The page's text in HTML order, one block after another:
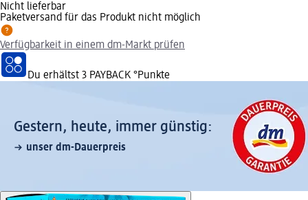
Nicht lieferbar
Paketversand für das Produkt nicht möglich
Verfügbarkeit in einem dm-Markt prüfen
Du erhältst 3 PAYBACK °Punkte
Gestern, heute, immer günstig:
unser dm-Dauerpreis